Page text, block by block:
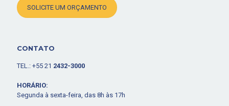
SOLICITE UM ORÇAMENTO
CONTATO
TEL.: +55 21 2432-3000
HORÁRIO:
Segunda à sexta-feira, das 8h às 17h